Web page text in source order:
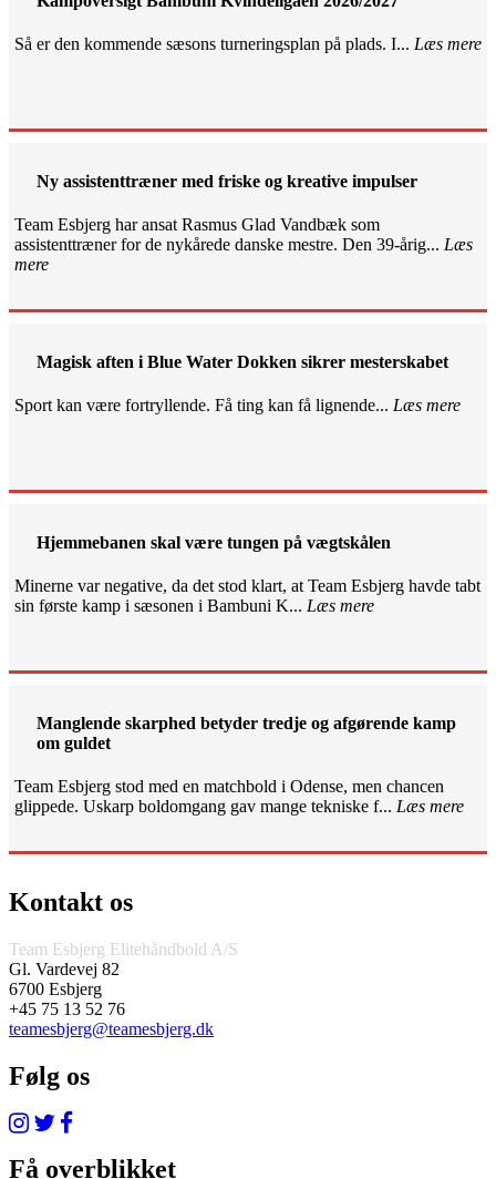
Så er den kommende sæsons turneringsplan på plads. I... Læs mere
Ny assistenttræner med friske og kreative impulser
Team Esbjerg har ansat Rasmus Glad Vandbæk som
assistenttræner for de nykårede danske mestre. Den 39-årig... Læs
mere
Magisk aften i Blue Water Dokken sikrer mesterskabet
Sport kan være fortryllende. Få ting kan få lignende... Læs mere
Hjemmebanen skal være tungen på vægtskålen
Minerne var negative, da det stod klart, at Team Esbjerg havde tabt
sin første kamp i sæsonen i Bambuni K... Læs mere
Manglende skarphed betyder tredje og afgørende kamp
om guldet
Team Esbjerg stod med en matchbold i Odense, men chancen
glippede. Uskarp boldomgang gav mange tekniske f... Læs mere
Kontakt os
Team Esbjerg Elitehåndbold A/S
Gl. Vardevej 82
6700 Esbjerg
+45 75 13 52 76
teamesbjerg@teamesbjerg.dk
Følg os
Få overblikket